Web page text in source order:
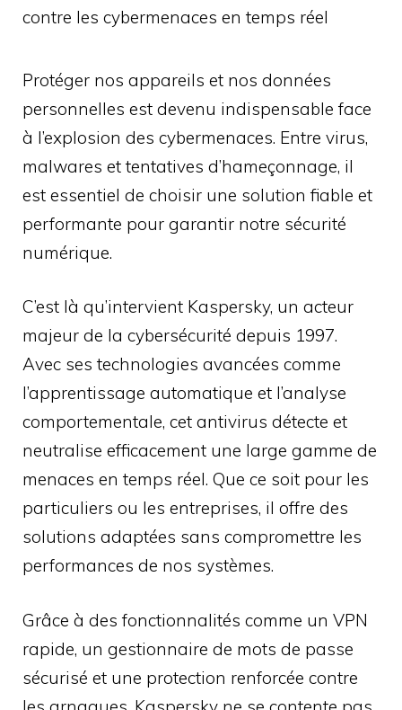
contre les cybermenaces en temps réel
Protéger nos appareils et nos données
personnelles est devenu indispensable face
à l’explosion des cybermenaces. Entre virus,
malwares et tentatives d’hameçonnage, il
est essentiel de choisir une solution fiable et
performante pour garantir notre sécurité
numérique.
C’est là qu’intervient Kaspersky, un acteur
majeur de la cybersécurité depuis 1997.
Avec ses technologies avancées comme
l’apprentissage automatique et l’analyse
comportementale, cet antivirus détecte et
neutralise efficacement une large gamme de
menaces en temps réel. Que ce soit pour les
particuliers ou les entreprises, il offre des
solutions adaptées sans compromettre les
performances de nos systèmes.
Grâce à des fonctionnalités comme un VPN
rapide, un gestionnaire de mots de passe
sécurisé et une protection renforcée contre